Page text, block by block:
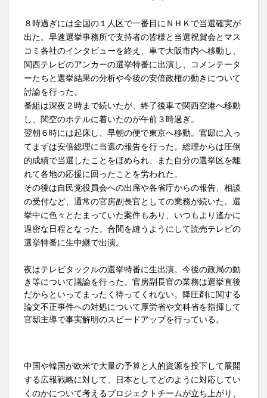
８時過ぎには全国の１人区で一番目にＮＨＫで当選確実が
出た。早速選挙事務所で支持者の皆様と当選祝賀会とマス
コミ各社のインタビューを終え、車で大阪市内へ移動し、
関西テレビのアンカーの選挙特番に出演し、コメンテータ
ーたちと選挙結果の分析や今後の安倍政権の動きについて
討論を行った。
番組は深夜２時まで続いたが、終了後車で関西空港へ移動
し、関空のホテルに着いたのが午前３時過ぎ。
翌朝６時には起床し、早朝の便で東京へ移動。官邸に入っ
てまずは安倍総理に当選の報告を行った。総理からは圧倒
的成績で当選したことをほめられ、また自分の選挙区を離
れて各地の応援に回ったことを労われた。
その後は自民党役員会への出席や各省庁からの報告、相談
の受付など、通常の官房副長官としての業務が続いた。選
挙中に色々とたまっていた案件もあり、いつもより遙かに
過密な日程となった。合間を縫うようにして読売テレビの
選挙特番に生中継で出演。
夜はテレビタックルの選挙特番に生出演。今後の政局の動
き等について議論を行った。官房副長官の業務は選挙直後
だからといってまったく待ってくれない。降圧剤に関する
論文不正事件への対処について厚労省や文科省を指揮して
官邸主導で事実解明のスピードアップを行っている。
中国や韓国が欧米で大量の予算と人的資源を投下して展開
する広報戦略に対して、日本としてどのように対応してい
くのかについて考えるプロジェクトチームが立ち上がり、